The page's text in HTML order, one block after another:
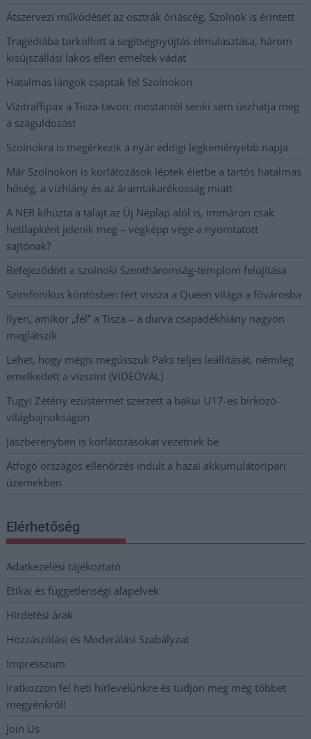
Átszervezi működését az osztrák óriáscég, Szolnok is érintett
Tragédiába torkollott a segítségnyújtás elmulasztása, három
kisújszállási lakos ellen emeltek vádat
Hatalmas lángok csaptak fel Szolnokon
Vízitraffipax a Tisza-tavon: mostantól senki sem úszhatja meg
a száguldozást
Szolnokra is megérkezik a nyár eddigi legkeményebb napja
Már Szolnokon is korlátozások léptek életbe a tartós hatalmas
hőség, a vízhiány és az áramtakarékosság miatt
A NER kihúzta a talajt az Új Néplap alól is, immáron csak
hetilapként jelenik meg – végképp vége a nyomtatott
sajtónak?
Befejeződött a szolnoki Szentháromság-templom felújítása
Szimfonikus köntösben tért vissza a Queen világa a fővárosba
Ilyen, amikor „fél” a Tisza – a durva csapadékhiány nagyon
meglátszik
Lehet, hogy mégis megússzuk Paks teljes leállítását, némileg
emelkedett a vízszint (VIDEÓVAL)
Tugyi Zétény ezüstérmet szerzett a bakui U17-es birkózó-
világbajnokságon
Jászberényben is korlátozásokat vezetnek be
Átfogó országos ellenőrzés indult a hazai akkumulátoripari
üzemekben
Elérhetőség
Adatkezelési tájékoztató
Etikai és függetlenségi alapelvek
Hirdetési árak
Hozzászólási és Moderálási Szabályzat
Impresszum
Iratkozzon fel heti hírlevelünkre és tudjon meg még többet
megyénkről!
Join Us